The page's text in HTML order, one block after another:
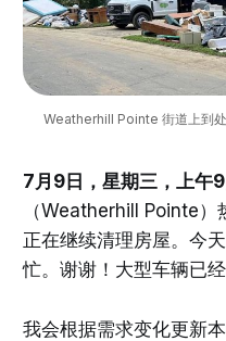
Weatherhill Pointe 街道上到处
7月9日，星期三，上午9
（Weatherhill Pointe
正在继续清理房屋。今
忙。谢谢！大型车辆已
我会根据需求变化更新